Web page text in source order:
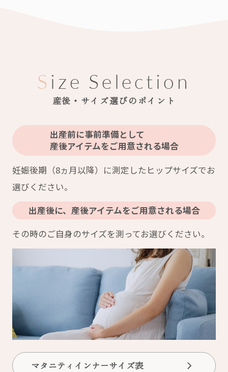
Size Selection
産後・サイズ選びのポイント
出産前に事前準備として
産後アイテムをご用意される場合
妊娠後期（8ヵ月以降）に測定したヒップサイズでお
選びください。
出産後に、産後アイテムをご用意される場合
その時のご自身のサイズを測ってお選びください。
マタニティインナーサイズ表